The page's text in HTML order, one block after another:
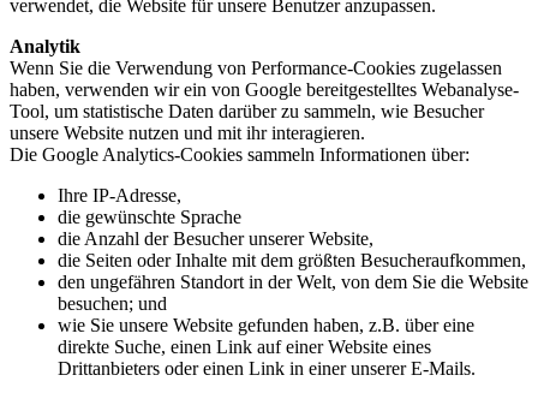
verwendet, die Website für unsere Benutzer anzupassen.
Analytik
Wenn Sie die Verwendung von Performance-Cookies zugelassen
haben, verwenden wir ein von Google bereitgestelltes Webanalyse-
Tool, um statistische Daten darüber zu sammeln, wie Besucher
unsere Website nutzen und mit ihr interagieren.
Die Google Analytics-Cookies sammeln Informationen über:
Ihre IP-Adresse,
die gewünschte Sprache
die Anzahl der Besucher unserer Website,
die Seiten oder Inhalte mit dem größten Besucheraufkommen,
den ungefähren Standort in der Welt, von dem Sie die Website
besuchen; und
wie Sie unsere Website gefunden haben, z.B. über eine
direkte Suche, einen Link auf einer Website eines
Drittanbieters oder einen Link in einer unserer E-Mails.